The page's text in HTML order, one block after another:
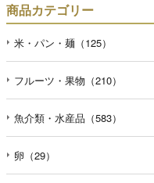
商品カテゴリー
米・パン・麺（125）
フルーツ・果物（210）
魚介類・水産品（583）
卵（29）